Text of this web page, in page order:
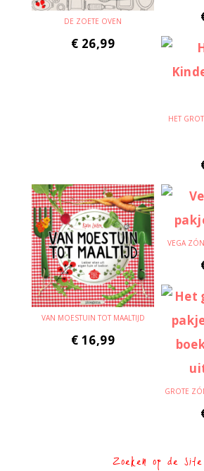
DE ZOETE OVEN
€ 26,99
HET
VAN MOESTUIN TOT MAALTIJD
€ 16,99
VEGA
GROTE
Zoeken op de site